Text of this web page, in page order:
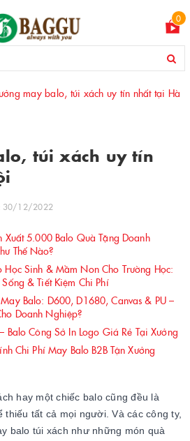
0
may balo, túi xách uy tín nhất tại Hà
túi xách uy tín
30/12/2022
Xuất 5.000 Balo Quà Tặng Doanh
Thế Nào?
Sinh & Mầm Non Cho Trường Học:
& Tiết Kiệm Chi Phí
Balo: D600, D1680, Canvas & PU –
Doanh Nghiệp?
Balo Công Sở In Logo Giá Rẻ Tại Xưởng
Chi Phí May Balo B2B Tận Xưởng
hay một chiếc balo cũng đều là
thiếu tất cả mọi người. Và các công ty,
balo túi xách như những món quà